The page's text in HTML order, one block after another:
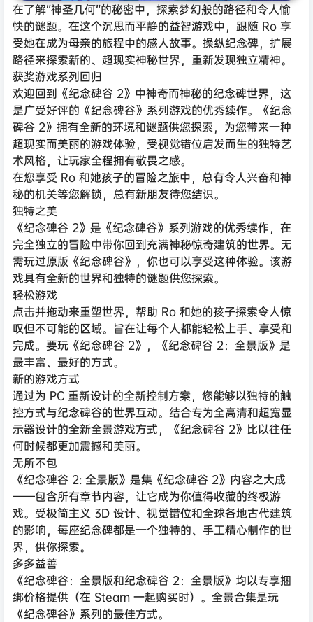
在了解“神圣几何”的秘密中，探索梦幻般的路径和令人愉
快的谜题。在这个沉思而平静的益智游戏中，跟随 Ro 享
受她在成为母亲的旅程中的感人故事。操纵纪念碑，扩展
路径来探索新的、超现实神秘世界，重新发现独立精神。
获奖游戏系列回归
欢迎回到《纪念碑谷 2》中神奇而神秘的纪念碑世界，这
是广受好评的《纪念碑谷》系列游戏的优秀续作。《纪念
碑谷 2》拥有全新的环境和谜题供您探索，为您带来一种
超现实而美丽的游戏体验，受视觉错位启发而生的独特艺
术风格，让玩家全程拥有敬畏之感。
在您享受 Ro 和她孩子的冒险之旅中，总有令人兴奋和神
秘的机关等您解锁，总有新朋友待您结识。
独特之美
《纪念碑谷 2》是《纪念碑谷》系列游戏的优秀续作，在
完全独立的冒险中带你回到充满神秘惊奇建筑的世界。无
需玩过原版《纪念碑谷》，你也可以享受这种体验。该游
戏具有全新的世界和独特的谜题供您探索。
轻松游戏
点击并拖动来重塑世界，帮助 Ro 和她的孩子探索令人惊
叹但不可能的区域。旨在让每个人都能轻松上手、享受和
完成。要玩《纪念碑谷 2》，《纪念碑谷 2：全景版》是
最丰富、最好的方式。
新的游戏方式
通过为 PC 重新设计的全新控制方案，您能够以独特的触
控方式与纪念碑谷的世界互动。结合专为全高清和超宽显
示器设计的全新全景游戏方式，《纪念碑谷 2》比以往任
何时候都更加震撼和美丽。
无所不包
《纪念碑谷 2: 全景版》是集《纪念碑谷 2》内容之大成
——包含所有章节内容，让它成为你值得收藏的终极游
戏。受极简主义 3D 设计、视觉错位和全球各地古代建筑
的影响，每座纪念碑都是一个独特的、手工精心制作的世
界，供你探索。
多多益善
《纪念碑谷：全景版和纪念碑谷 2：全景版》均以专享捆
绑价格提供（在 Steam 一起购买时）。全景合集是玩
《纪念碑谷》系列的最佳方式。